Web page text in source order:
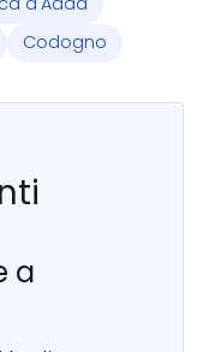
Codogno
a